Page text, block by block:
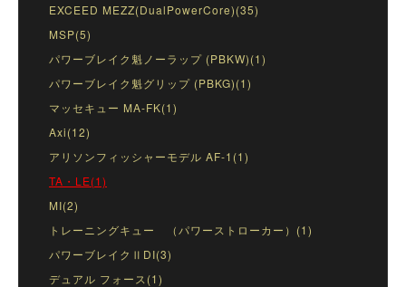
EXCEED MEZZ(DualPowerCore)(35)
MSP(5)
パワーブレイク魁ノーラップ (PBKW)(1)
パワーブレイク魁グリップ (PBKG)(1)
マッセキュー MA-FK(1)
Axi(12)
アリソンフィッシャーモデル AF-1(1)
TA・LE(1)
MI(2)
トレーニングキュー （パワーストローカー）(1)
パワーブレイクⅡDI(3)
デュアル フォース(1)